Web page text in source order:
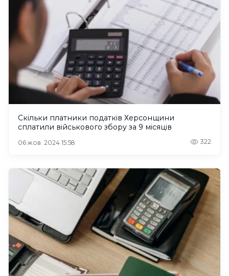
Скільки платники податків Херсонщини
сплатили військового збору за 9 місяців
06 жов. 2024 15:58 322